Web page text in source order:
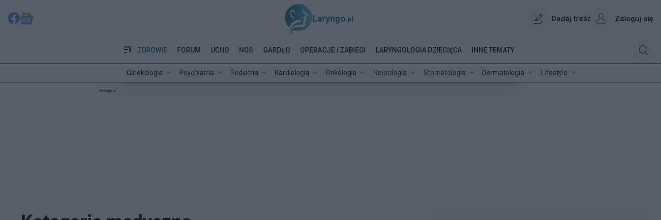
Laryngo .pl Dodaj treść Zaloguj się
ZDROWIE
Ginekologia Psychiatria Pediatria Kardiologia Onkologia Neurologia Stomatologia Dermatologia Lifestyle
FORUM UCHO NOS GARDŁO OPERACJE I ZABIEGI LARYNGOLOGIA DZIECIĘCA INNE TEMATY
Reklama: